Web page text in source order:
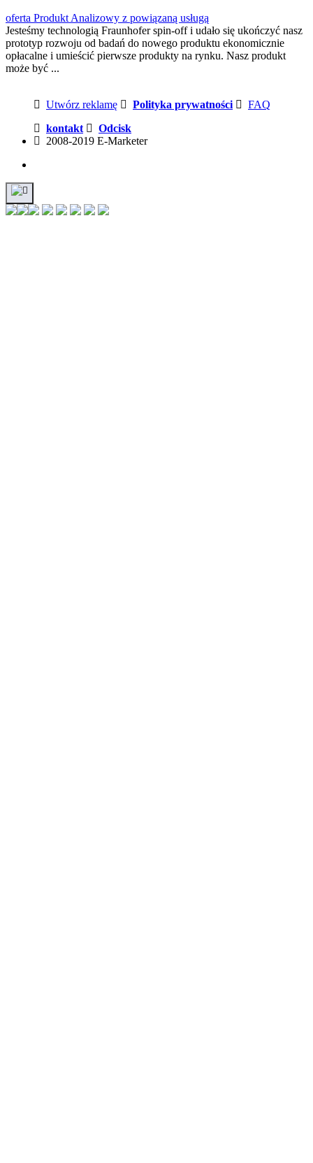
oferta Produkt Analizowy z powiązaną usługą
Jesteśmy technologią Fraunhofer spin-off i udało się ukończyć nasz
prototyp rozwoju od badań do nowego produktu ekonomicznie
opłacalne i umieścić pierwsze produkty na rynku. Nasz produkt
może być ...
Utwórz reklamę Polityka prywatności
FAQ
kontakt
Odcisk
2008-2019 E-Marketer